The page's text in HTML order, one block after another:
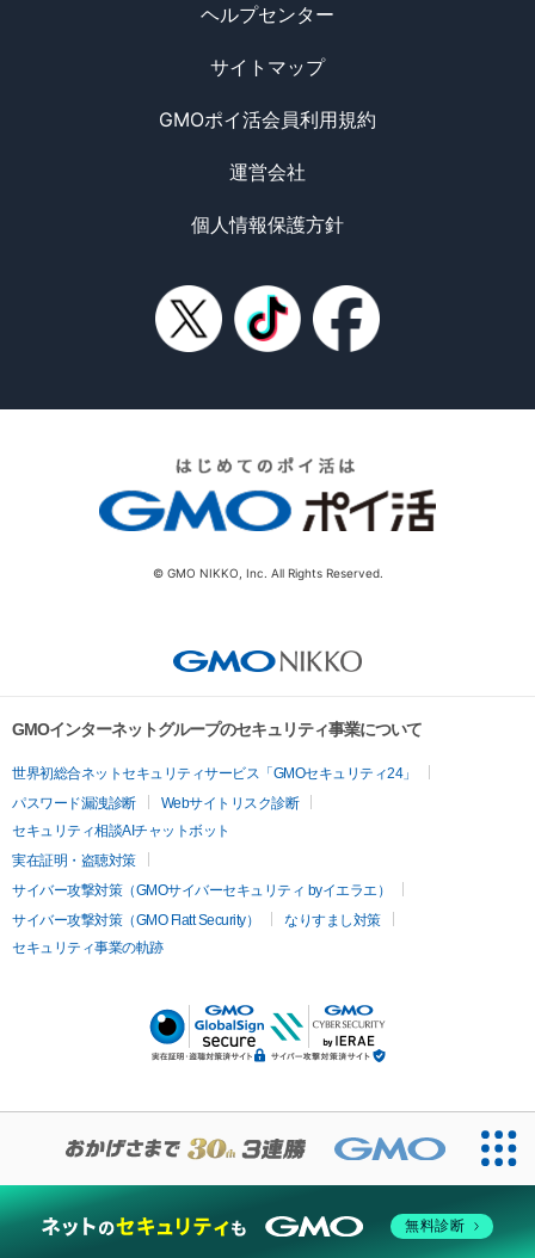
ヘルプセンター
サイトマップ
GMOポイ活会員利用規約
運営会社
個人情報保護方針
© GMO NIKKO, Inc. All Rights Reserved.
GMOインターネットグループのセキュリティ事業について
世界初総合ネットセキュリティサービス「GMOセキュリティ24」
パスワード漏洩診断
Webサイトリスク診断
セキュリティ相談AIチャットボット
実在証明・盗聴対策
サイバー攻撃対策（GMOサイバーセキュリティ byイエラエ）
サイバー攻撃対策（GMO Flatt Security）
なりすまし対策
セキュリティ事業の軌跡
無料診断